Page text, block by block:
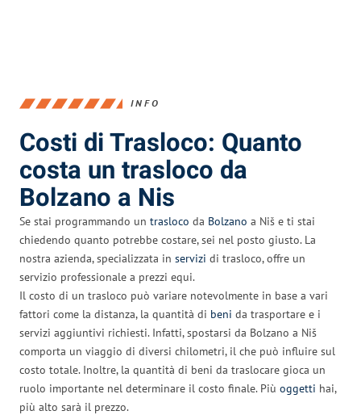
INFO
Costi di Trasloco: Quanto
costa un trasloco da
Bolzano a Nis
Se stai programmando un trasloco da Bolzano a Niš e ti stai
chiedendo quanto potrebbe costare, sei nel posto giusto. La
nostra azienda, specializzata in servizi di trasloco, offre un
servizio professionale a prezzi equi.
Il costo di un trasloco può variare notevolmente in base a vari
fattori come la distanza, la quantità di beni da trasportare e i
servizi aggiuntivi richiesti. Infatti, spostarsi da Bolzano a Niš
comporta un viaggio di diversi chilometri, il che può influire sul
costo totale. Inoltre, la quantità di beni da traslocare gioca un
ruolo importante nel determinare il costo finale. Più oggetti hai,
più alto sarà il prezzo.